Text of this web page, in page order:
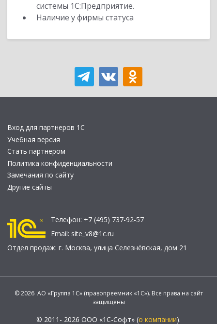
системы 1С:Предприятие.
Наличие у фирмы статуса
Вход для партнеров 1С
Учебная версия
Стать партнером
Политика конфиденциальности
Замечания по сайту
Другие сайты
Телефон: +7 (495) 737-92-57
Email: site_v8@1c.ru
Отдел продаж: г. Москва, улица Селезнёвская, дом 21
© 2026 АО «Группа 1С» (правопреемник «1С»). Все права на сайт
защищены
© 2011- 2026 ООО «1С-Софт» (о компании).